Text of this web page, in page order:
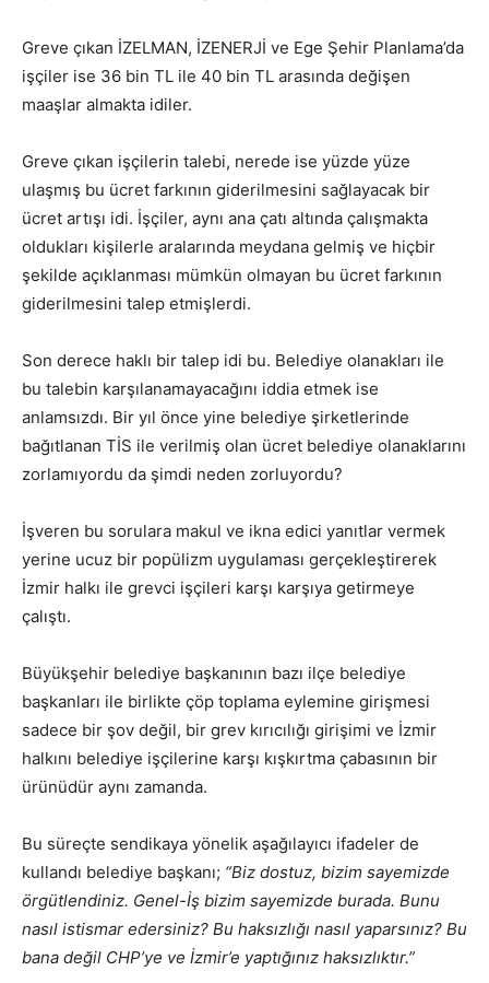
Greve çıkan İZELMAN, İZENERJİ ve Ege Şehir Planlama’da
işçiler ise 36 bin TL ile 40 bin TL arasında değişen
maaşlar almakta idiler.
Greve çıkan işçilerin talebi, nerede ise yüzde yüze
ulaşmış bu ücret farkının giderilmesini sağlayacak bir
ücret artışı idi. İşçiler, aynı ana çatı altında çalışmakta
oldukları kişilerle aralarında meydana gelmiş ve hiçbir
şekilde açıklanması mümkün olmayan bu ücret farkının
giderilmesini talep etmişlerdi.
Son derece haklı bir talep idi bu. Belediye olanakları ile
bu talebin karşılanamayacağını iddia etmek ise
anlamsızdı. Bir yıl önce yine belediye şirketlerinde
bağıtlanan TİS ile verilmiş olan ücret belediye olanaklarını
zorlamıyordu da şimdi neden zorluyordu?
İşveren bu sorulara makul ve ikna edici yanıtlar vermek
yerine ucuz bir popülizm uygulaması gerçekleştirerek
İzmir halkı ile grevci işçileri karşı karşıya getirmeye
çalıştı.
Büyükşehir belediye başkanının bazı ilçe belediye
başkanları ile birlikte çöp toplama eylemine girişmesi
sadece bir şov değil, bir grev kırıcılığı girişimi ve İzmir
halkını belediye işçilerine karşı kışkırtma çabasının bir
ürünüdür aynı zamanda.
Bu süreçte sendikaya yönelik aşağılayıcı ifadeler de
kullandı belediye başkanı; “Biz dostuz, bizim sayemizde
örgütlendiniz. Genel-İş bizim sayemizde burada. Bunu
nasıl istismar edersiniz? Bu haksızlığı nasıl yaparsınız? Bu
bana değil CHP’ye ve İzmir’e yaptığınız haksızlıktır.”